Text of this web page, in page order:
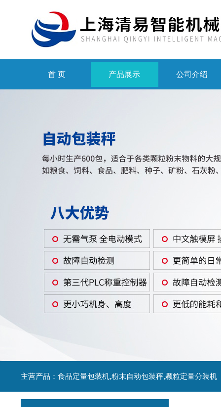
首 页 产品展示 公司介绍
主营产品：食品定量包装机,粉末自动包装秤,颗粒定量分装机